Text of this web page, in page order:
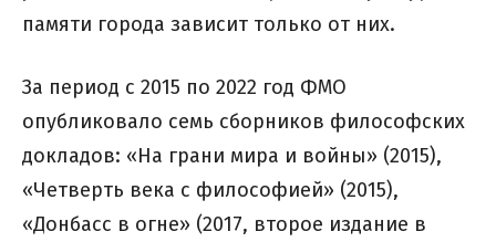
памяти города зависит только от них.
За период с 2015 по 2022 год ФМО
опубликовало семь сборников философских
докладов: «На грани мира и войны» (2015),
«Четверть века с философией» (2015),
«Донбасс в огне» (2017, второе издание в